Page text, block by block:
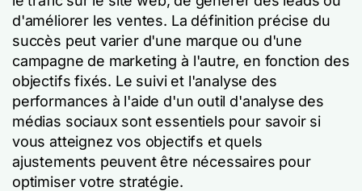
d'améliorer les ventes. La définition précise du
succès peut varier d'une marque ou d'une
campagne de marketing à l'autre, en fonction des
objectifs fixés. Le suivi et l'analyse des
performances à l'aide d'un outil d'analyse des
médias sociaux sont essentiels pour savoir si
vous atteignez vos objectifs et quels
ajustements peuvent être nécessaires pour
optimiser votre stratégie.